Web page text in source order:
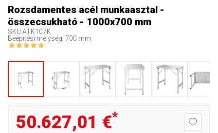
Rozsdamentes acél munkaasztal -
összecsukható - 1000x700 mm
SKU ATK107K
Beépítési mélység: 700 mm
50.627,01 €*